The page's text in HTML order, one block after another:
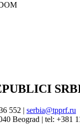
552 | serbia@tpprf.ru
Beograd | tel: +381